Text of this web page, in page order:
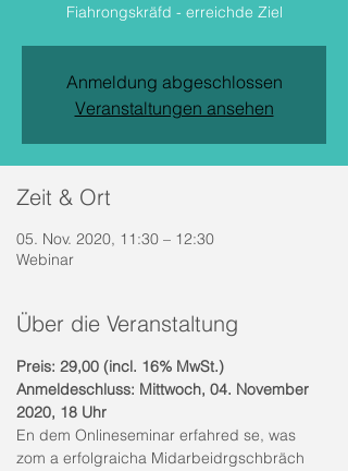
Fiahrongskräfd - erreichde Ziel
Anmeldung abgeschlossen
Veranstaltungen ansehen
Zeit & Ort
05. Nov. 2020, 11:30 – 12:30
Webinar
Über die Veranstaltung
Preis: 29,00 (incl. 16% MwSt.)
Anmeldeschluss: Mittwoch, 04. November
2020, 18 Uhr
En dem Onlineseminar erfahred se, was
zom a erfolgraicha Midarbeidrgschbräch